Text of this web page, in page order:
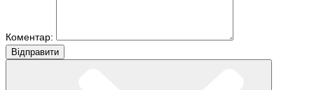
Коментар:
Вiдправити